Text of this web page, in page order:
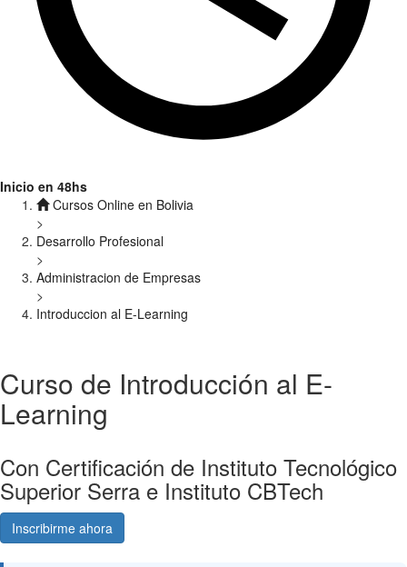
Inicio en 48hs
Cursos Online en Bolivia
>
Desarrollo Profesional
>
Administracion de Empresas
>
Introduccion al E-Learning
Curso de Introducción al E-
Learning
Con Certificación de Instituto Tecnológico
Superior Serra e Instituto CBTech
Inscribirme ahora